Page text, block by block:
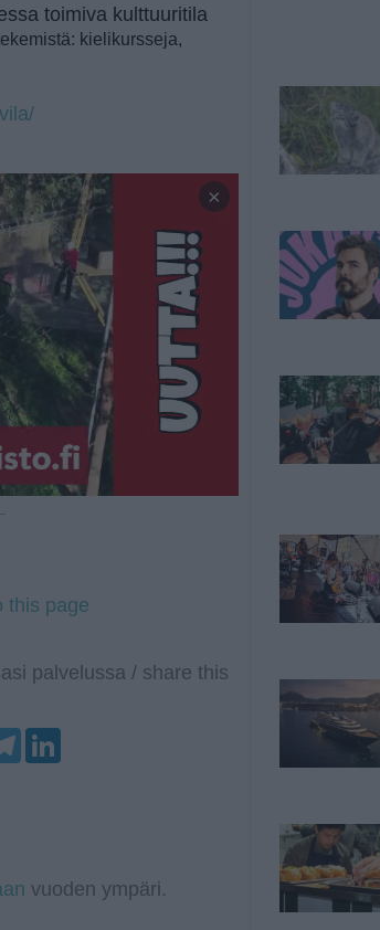
toimiva kulttuuritila
kielikursseja,
×
this page
palvelussa / share this
T
vuoden ympäri.